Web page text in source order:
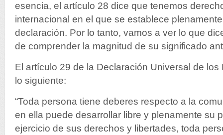
esencia, el artículo 28 dice que tenemos
internacional en el que se establece
declaración. Por lo tanto, vamos a ver lo que
de comprender la magnitud de su significado
El artículo 29 de la Declaración Universal de
lo siguiente:
“Toda persona tiene deberes respecto a la
en ella puede desarrollar libre y plenamente su
ejercicio de sus derechos y libertades, toda